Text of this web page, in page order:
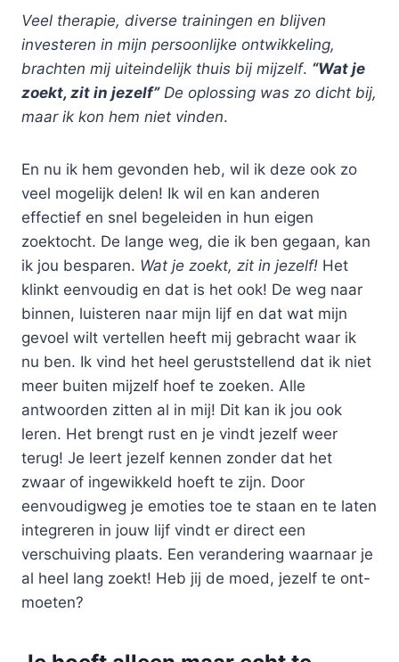
Veel therapie, diverse trainingen en blijven
investeren in mijn persoonlijke ontwikkeling,
brachten mij uiteindelijk thuis bij mijzelf. “Wat je
zoekt, zit in jezelf” De oplossing was zo dicht bij,
maar ik kon hem niet vinden.
En nu ik hem gevonden heb, wil ik deze ook zo
veel mogelijk delen! Ik wil en kan anderen
effectief en snel begeleiden in hun eigen
zoektocht. De lange weg, die ik ben gegaan, kan
ik jou besparen. Wat je zoekt, zit in jezelf! Het
klinkt eenvoudig en dat is het ook! De weg naar
binnen, luisteren naar mijn lijf en dat wat mijn
gevoel wilt vertellen heeft mij gebracht waar ik
nu ben. Ik vind het heel geruststellend dat ik niet
meer buiten mijzelf hoef te zoeken. Alle
antwoorden zitten al in mij! Dit kan ik jou ook
leren. Het brengt rust en je vindt jezelf weer
terug! Je leert jezelf kennen zonder dat het
zwaar of ingewikkeld hoeft te zijn. Door
eenvoudigweg je emoties toe te staan en te laten
integreren in jouw lijf vindt er direct een
verschuiving plaats. Een verandering waarnaar je
al heel lang zoekt! Heb jij de moed, jezelf te ont-
moeten?